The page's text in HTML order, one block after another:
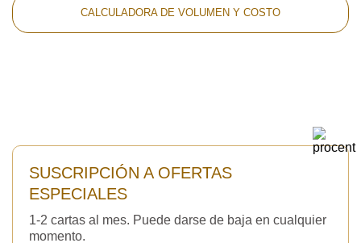
CALCULADORA DE VOLUMEN Y COSTO
SUSCRIPCIÓN A OFERTAS
ESPECIALES
1-2 cartas al mes. Puede darse de baja en cualquier
momento.